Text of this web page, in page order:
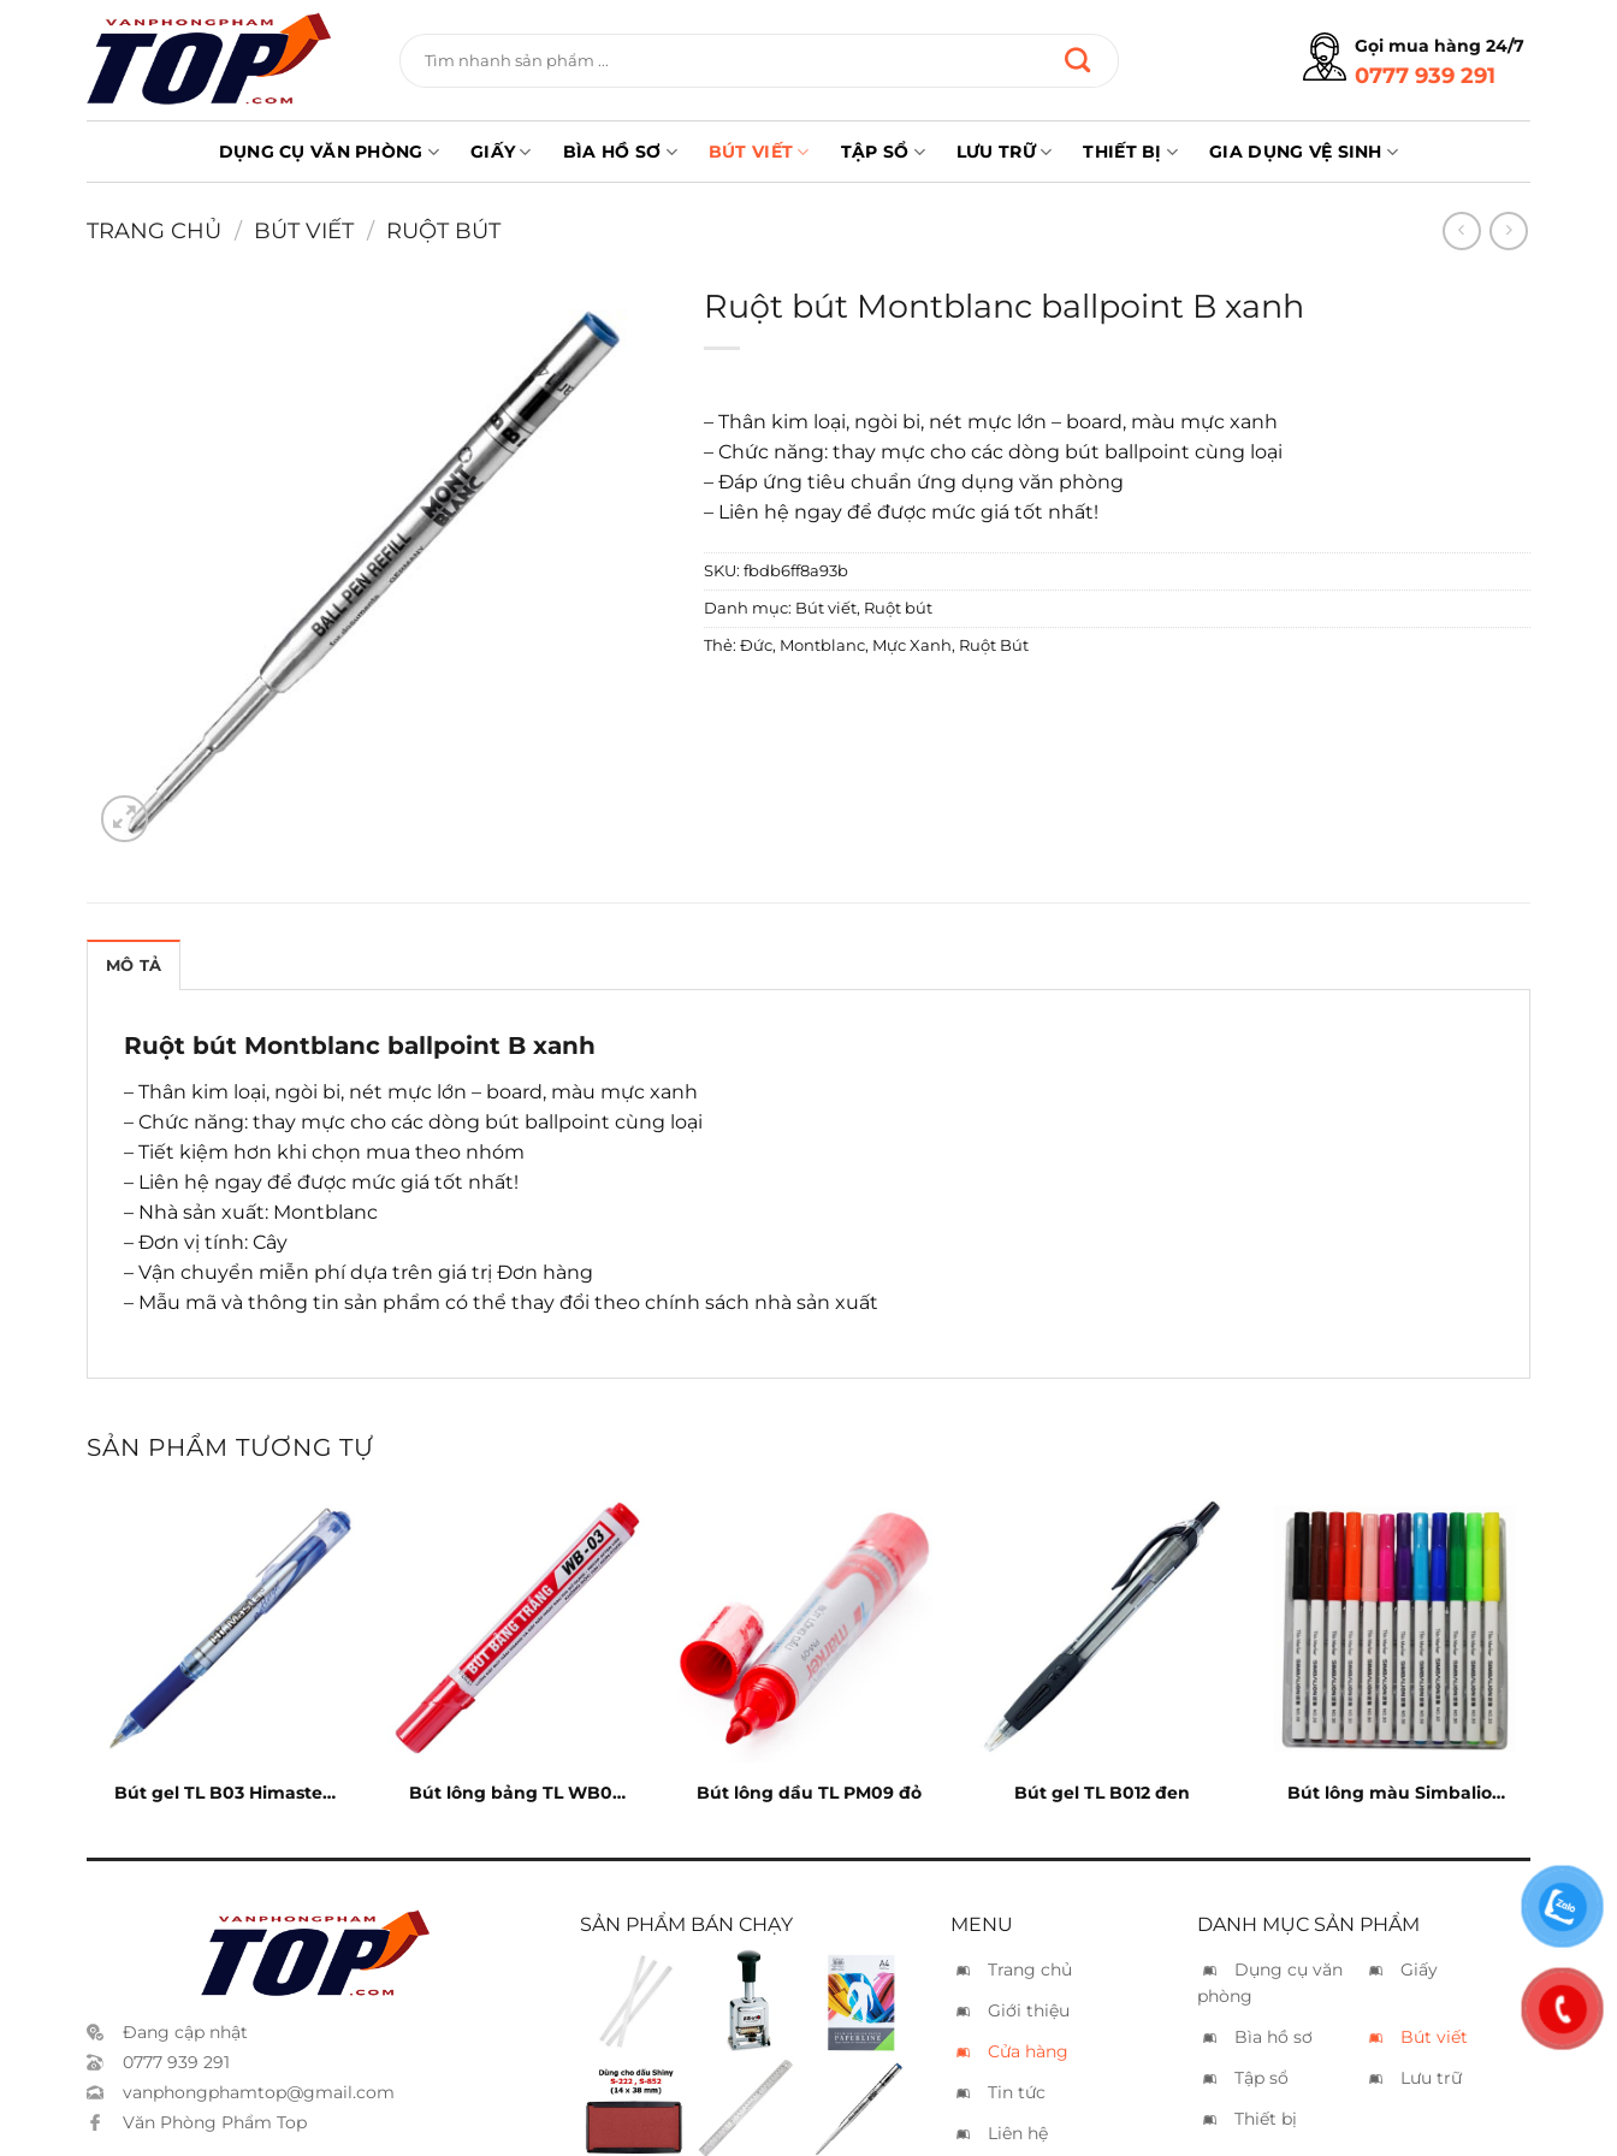
kiếm:
Gọi mua hàng 24/7
0777 939 291
DỤNG CỤ VĂN PHÒNG GIẤY BÌA HỒ SƠ BÚT VIẾT TẬP SỔ LƯU TRỮ THIẾT BỊ GIA DỤNG VỆ SINH
TRANG CHỦ / BÚT VIẾT / RUỘT BÚT
Ruột bút Montblanc ballpoint B xanh
– Thân kim loại, ngòi bi, nét mực lớn – board, màu mực xanh
– Chức năng: thay mực cho các dòng bút ballpoint cùng loại
– Đáp ứng tiêu chuẩn ứng dụng văn phòng
– Liên hệ ngay để được mức giá tốt nhất!
SKU: fbdb6ff8a93b
Danh mục: Bút viết, Ruột bút
Thẻ: Đức, Montblanc, Mực Xanh, Ruột Bút
MÔ TẢ
Ruột bút Montblanc ballpoint B xanh
– Thân kim loại, ngòi bi, nét mực lớn – board, màu mực xanh
– Chức năng: thay mực cho các dòng bút ballpoint cùng loại
– Tiết kiệm hơn khi chọn mua theo nhóm
– Liên hệ ngay để được mức giá tốt nhất!
– Nhà sản xuất: Montblanc
– Đơn vị tính: Cây
– Vận chuyển miễn phí dựa trên giá trị Đơn hàng
– Mẫu mã và thông tin sản phẩm có thể thay đổi theo chính sách nhà sản xuất
SẢN PHẨM TƯƠNG TỰ
Bút gel TL B03 Himaster
Bút lông bảng TL WB03
Bút lông dầu TL PM09 đỏ Bút gel TL B012 đen
Bút lông màu Simbalion
Đang cập nhật
0777 939 291
vanphongphamtop@gmail.com
Văn Phòng Phẩm Top
SẢN PHẨM BÁN CHẠY
Keo nến
trung Ø7
Đóng 6
số tự
động
Kwtrio
Giấy bìa
Paperline
A4 xanh
lá
Tampon Thước
sắt 30cm
Ruột bút
Montblanc
ballpoint
MENU
Trang chủ
Giới thiệu
Cửa hàng
Tin tức
Liên hệ
DANH MỤC SẢN PHẨM
Dụng cụ văn
phòng
Giấy
Bìa hồ sơ
Bút viết
Tập sổ
Lưu trữ
Thiết bị